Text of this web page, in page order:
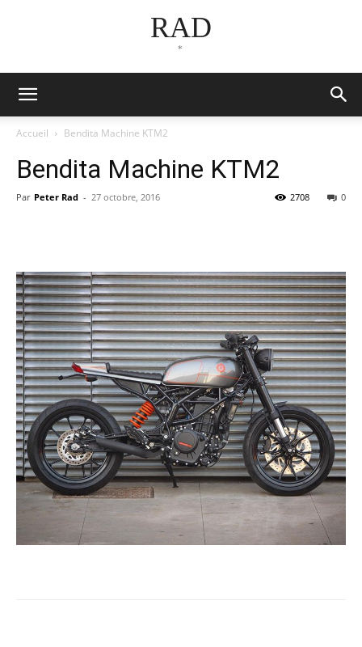
RAD
*
Accueil Bendita Machine KTM2
Bendita Machine KTM2
Par Peter Rad - 27 octobre, 2016 0
2708